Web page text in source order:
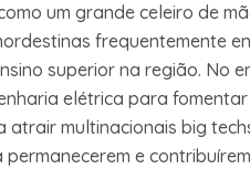
um grande celeiro de
frequentemente
superior na região. No
elétrica para
atrair multinacionais big
e